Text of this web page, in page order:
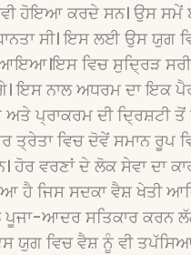
ਹੋਇਆ ਕਰਦੇ ਸਨ। ਉਸ ਸਮੇਂ
ਸੀ। ਇਸ ਲਈ ਉਸ
ਵਿਚ ਸੁਦਿ੍ਰੜ
ਇਸ ਨਾਲ ਅਧਰਮ ਦਾ ਇਕ ਪੈਰ
ਪ੍ਰਾਕਰਮ ਦੀ ਦਿ੍ਰਸ਼ਟੀ
ਤ੍ਰੇਤਾ ਵਿਚ ਦੋਵੇਂ ਸਮਾਨ ਰੂਪ
ਵਰਣਾਂ ਦੇ ਲੋਕ ਸੇਵਾ ਦਾ
ਹੈ ਜਿਸ ਸਦਕਾ ਵੈਸ਼ ਖੇਤੀ
ਪੂਜਾ-ਆਦਰ ਸਤਿਕਾਰ ਕਰਨ
ਵਿਚ ਵੈਸ਼ ਨੂੰ ਵੀ ਤਪੱਸਿਆ